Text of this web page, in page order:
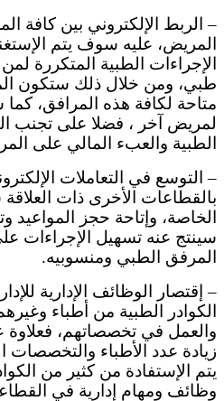
– الربط الإلكتروني بين كافة
المريض، عليه سوف يتم
الإجراءات الطبية المتكررة
طبي، ومن خلال ذلك ستكون
متاحة لكافة هذه المرافق، كما
لمريض آخر ، فضلا على تجنب
الطبية والعبء المالي على
– التوسع في التعاملات
بالقطاعات الأخرى ذات
الخاصة، وإتاحة حجز المواعيد
سينتج عنه تسهيل الإجراءات
المرفق الطبي ومنسوبيه.
– إقتصار الوظائف الإدارية
الكوادر الطبية من أطباء
والعمل في تخصصاتهم،
زيادة عدد الأطباء والتخصصات
يتم الإستفادة من كثير من
وظائف ومهام إدارية في